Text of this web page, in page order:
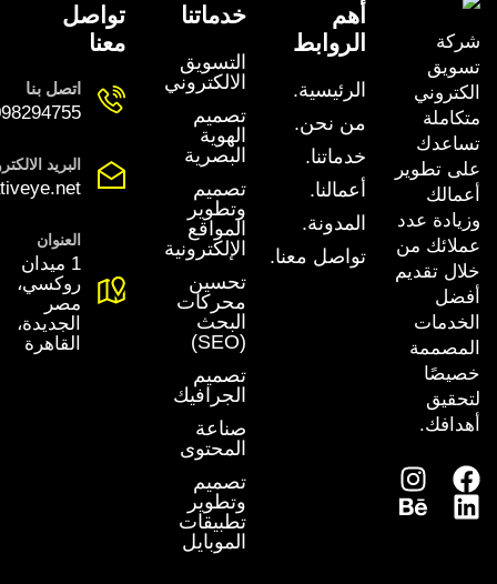
شركة
تسويق
الكتروني
متكاملة
تساعدك
على تطوير
أعمالك
وزيادة عدد
عملائك من
خلال تقديم
أفضل
الخدمات
المصممة
خصيصًا
لتحقيق
أهدافك.
أهم
الروابط
الرئيسية.
من نحن.
خدماتنا.
أعمالنا.
المدونة.
تواصل معنا.
خدماتنا
التسويق
الالكتروني
تصميم
الهوية
البصرية
تصميم
وتطوير
المواقع
الإلكترونية
تحسين
محركات
البحث
(SEO)
تصميم
الجرافيك
صناعة
المحتوى
تصميم
وتطوير
تطبيقات
الموبايل
تواصل
معنا
اتصل بنا
البريد
العنوان
1 ميدان
روكسي،
مصر
الجديدة،
القاهرة